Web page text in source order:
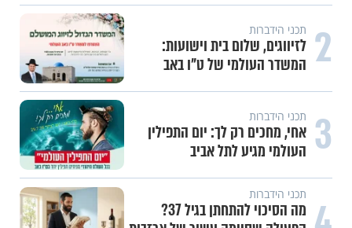
2 תכני הידברות
לזיווגים, שלום בית וישועות:
המשדר העולמי של ט"ו באב
3 תכני הידברות
אחי, מחכים רק לך: יום התפילין
העולמי מגיע לתל אביב
תכני הידברות
מה הסיכוי להתחתן בגיל 37?